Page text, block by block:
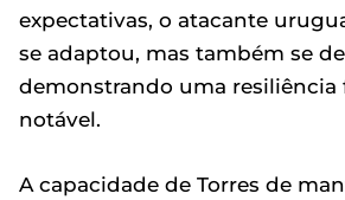
expectativas, o atacante
se adaptou, mas também se
demonstrando uma resiliência
notável.
A capacidade de Torres de